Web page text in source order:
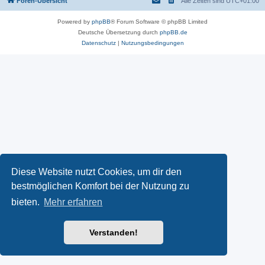
Diese Website nutzt Cookies, um dir den
bestmöglichen Komfort bei der Nutzung zu
bieten. Mehr erfahren
Verstanden!
Powered by phpBB® Forum Software © phpBB Limited
Deutsche Übersetzung durch phpBB.de
Datenschutz| Nutzungsbedingungen